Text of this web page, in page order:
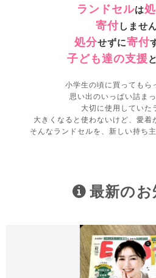
ランドセルは
寄付しませ
処分せずに寄付
子ども達の支援
小学生の頃に買ってもら
思い出のいっぱい詰ま
大切に使用していた
大きくなると使わないけど、愛着
そんなランドセルを、新しい持ち
最新のお